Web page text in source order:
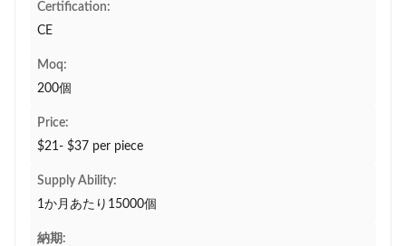
Certification:
CE
Moq:
200個
Price:
$21- $37 per piece
Supply Ability:
1か月あたり15000個
納期: